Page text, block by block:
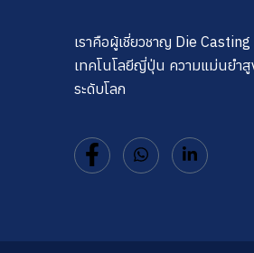
เราคือผู้เชี่ยวชาญ Die
เทคโนโลยีญี่ปุ่น ความแม่นยำสู
ระดับโลก